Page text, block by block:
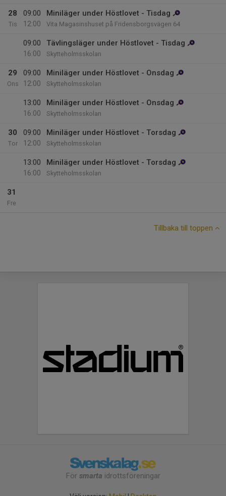
28
Tis
09:00
12:00
Miniläger under Höstlovet - Tisdag
Vita Magasinshuset på Fridensborgsvägen 64
09:00
16:00
Tävlingsläger under Höstlovet - Tisdag
Skytteholmsskolan
29
Ons
09:00
12:00
Miniläger under Höstlovet - Onsdag
Skytteholmsskolan
13:00
16:00
Miniläger under Höstlovet - Onsdag
Skytteholmsskolan
30
Tor
09:00
12:00
Miniläger under Höstlovet - Torsdag
Skytteholmsskolan
13:00
16:00
Miniläger under Höstlovet - Torsdag
Skytteholmsskolan
31
Fre
Tillbaka till toppen
För smarta idrottsföreningar